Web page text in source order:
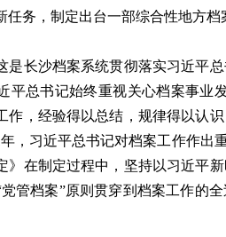
任务，制定出台一部综合性地方档
长沙档案系统贯彻落实习近平总
平总书记始终重视关心档案事业
作，经验得以总结，规律得以认
，习近平总书记对档案工作作出
》在制定过程中，坚持以习近平
管档案”原则贯穿到档案工作的